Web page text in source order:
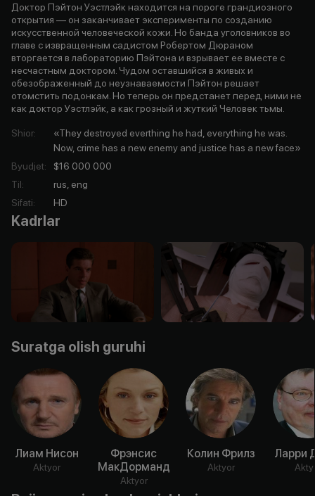
Доктор Пэйтон Уэстлэйк находится на пороге грандиозного
открытия — он заканчивает эксперименты по созданию
искусственной человеческой кожи. Но банда уголовников во
главе с извращенным садистом Робертом Дюраном
вторгается в лабораторию Пэйтона и взрывает ее вместе с
несчастным доктором. Чудом оставшийся в живых и
обезображенный до неузнаваемости Пэйтон решает
отомстить подонкам. Но теперь он предстанет перед ними не
как доктор Уэстлэйк, а как грозный и жуткий Человек тьмы.
Shior:
«They destroyed everthing he had, everything he was.
Now, crime has a new enemy and justice has a new face»
Byudjet:
$16 000 000
Til:
rus, eng
Sifati: HD
Kadrlar
Suratga olish guruhi
Лиам Нисон
Aktyor
Фрэнсис
МакДорманд
Aktyor
Колин Фрилз
Aktyor
Ларри